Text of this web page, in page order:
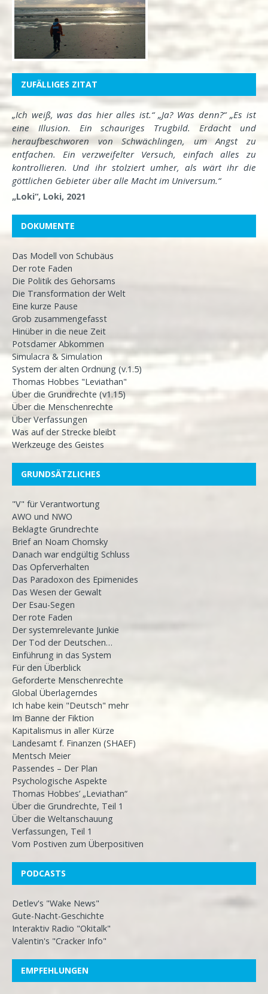
ZUFÄLLIGES ZITAT
„Ich weiß, was das hier alles ist.“ „Ja? Was denn?“ „Es ist
eine Illusion. Ein schauriges Trugbild. Erdacht und
heraufbeschworen von Schwächlingen, um Angst zu
entfachen. Ein verzweifelter Versuch, einfach alles zu
kontrollieren. Und ihr stolziert umher, als wärt ihr die
göttlichen Gebieter über alle Macht im Universum.“
„Loki“, Loki, 2021
DOKUMENTE
Das Modell von Schubäus
Der rote Faden
Die Politik des Gehorsams
Die Transformation der Welt
Eine kurze Pause
Grob zusammengefasst
Hinüber in die neue Zeit
Potsdamer Abkommen
Simulacra & Simulation
System der alten Ordnung (v.1.5)
Thomas Hobbes "Leviathan"
Über die Grundrechte (v1.15)
Über die Menschenrechte
Über Verfassungen
Was auf der Strecke bleibt
Werkzeuge des Geistes
GRUNDSÄTZLICHES
"V" für Verantwortung
AWO und NWO
Beklagte Grundrechte
Brief an Noam Chomsky
Danach war endgültig Schluss
Das Opferverhalten
Das Paradoxon des Epimenides
Das Wesen der Gewalt
Der Esau-Segen
Der rote Faden
Der systemrelevante Junkie
Der Tod der Deutschen…
Einführung in das System
Für den Überblick
Geforderte Menschenrechte
Global Überlagerndes
Ich habe kein "Deutsch" mehr
Im Banne der Fiktion
Kapitalismus in aller Kürze
Landesamt f. Finanzen (SHAEF)
Mentsch Meier
Passendes – Der Plan
Psychologische Aspekte
Thomas Hobbes’ „Leviathan“
Über die Grundrechte, Teil 1
Über die Weltanschauung
Verfassungen, Teil 1
Vom Postiven zum Überpositiven
PODCASTS
Detlev's "Wake News"
Gute-Nacht-Geschichte
Interaktiv Radio "Okitalk"
Valentin's "Cracker Info"
EMPFEHLUNGEN